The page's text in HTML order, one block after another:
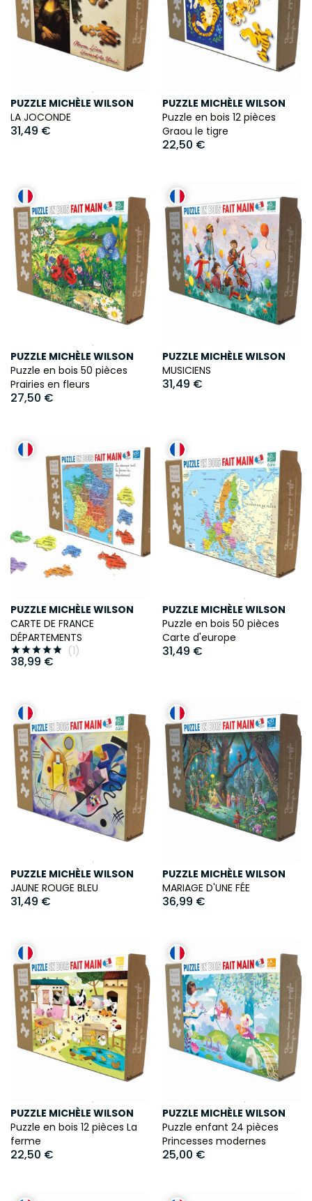
PUZZLE MICHÈLE WILSON
LA JOCONDE
31,49 €
PUZZLE MICHÈLE WILSON
Puzzle en bois 12 pièces
Graou le tigre
22,50 €
PUZZLE MICHÈLE WILSON
Puzzle en bois 50 pièces
Prairies en fleurs
27,50 €
PUZZLE MICHÈLE WILSON
MUSICIENS
31,49 €
PUZZLE MICHÈLE WILSON
CARTE DE FRANCE
DÉPARTEMENTS
 (1)
38,99 €
PUZZLE MICHÈLE WILSON
Puzzle en bois 50 pièces
Carte d'europe
31,49 €
PUZZLE MICHÈLE WILSON
JAUNE ROUGE BLEU
31,49 €
PUZZLE MICHÈLE WILSON
MARIAGE D'UNE FÉE
36,99 €
PUZZLE MICHÈLE WILSON
Puzzle en bois 12 pièces La
ferme
22,50 €
PUZZLE MICHÈLE WILSON
Puzzle enfant 24 pièces
Princesses modernes
25,00 €